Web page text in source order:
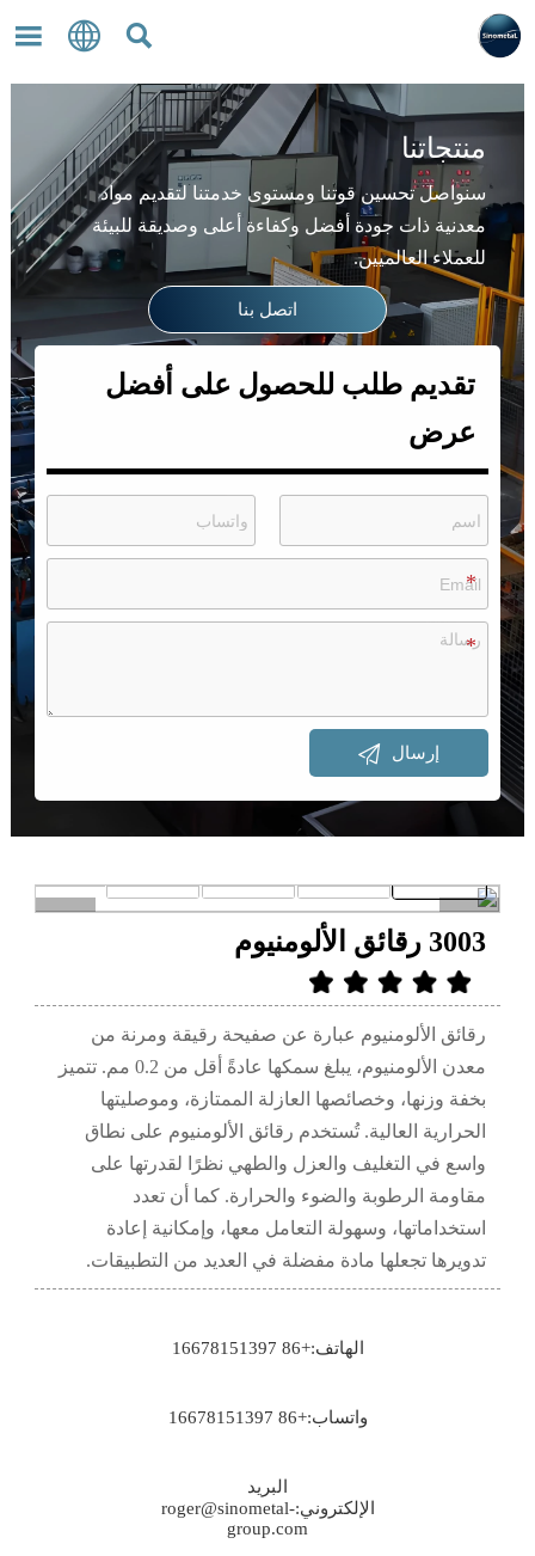



منتجاتنا
سنواصل تحسين قوتنا ومستوى خدمتنا لتقديم مواد
معدنية ذات جودة أفضل وكفاءة أعلى وصديقة للبيئة
للعملاء العالميين.
اتصل بنا
تقديم طلب للحصول على أفضل
عرض
إرسال 
<
3003 رقائق الألومنيوم
رقائق الألومنيوم عبارة عن صفيحة رقيقة ومرنة من
معدن الألومنيوم، يبلغ سمكها عادةً أقل من 0.2 مم. تتميز
بخفة وزنها، وخصائصها العازلة الممتازة، وموصليتها
الحرارية العالية. تُستخدم رقائق الألومنيوم على نطاق
واسع في التغليف والعزل والطهي نظرًا لقدرتها على
مقاومة الرطوبة والضوء والحرارة. كما أن تعدد
استخداماتها، وسهولة التعامل معها، وإمكانية إعادة
تدويرها تجعلها مادة مفضلة في العديد من التطبيقات.
الهاتف:+86 16678151397
واتساب:+86 16678151397
البريد
الإلكتروني:roger@sinometal-
group.com